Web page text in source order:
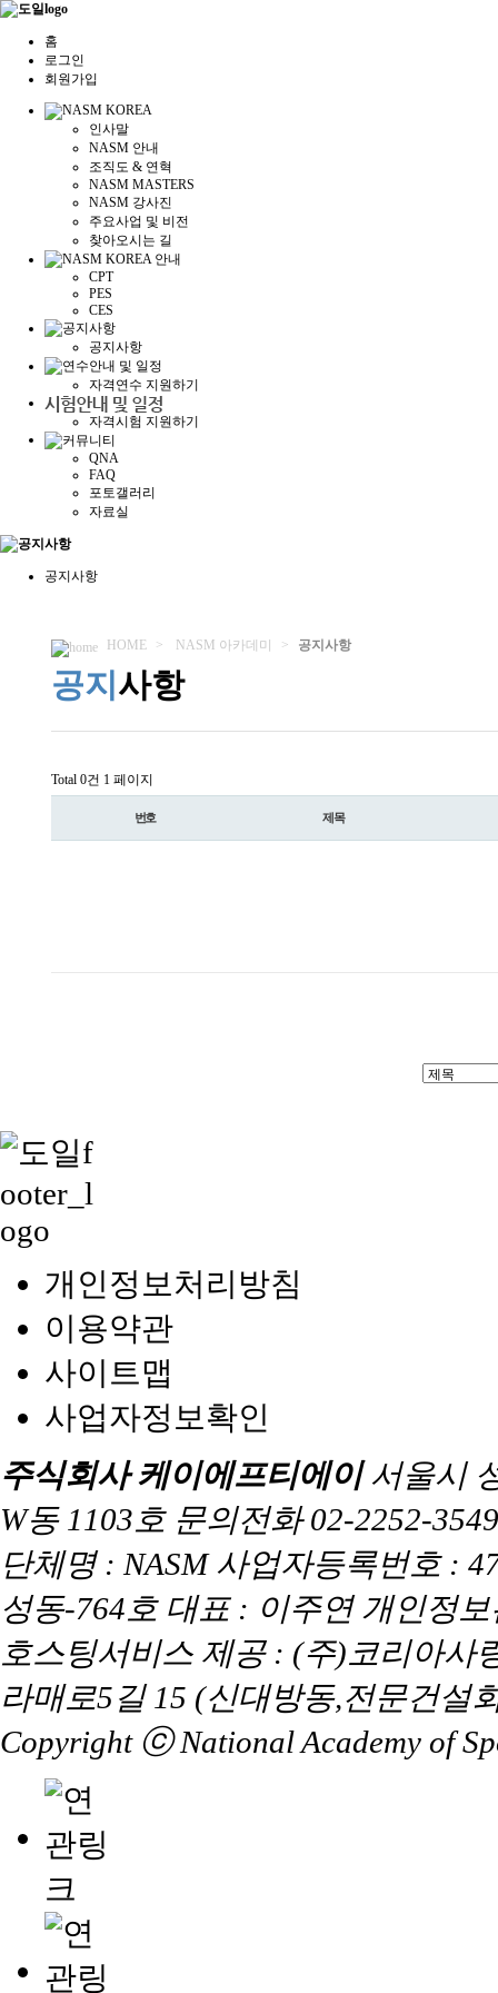
홈
로그인
회원가입
인사말
NASM 안내
조직도 & 연혁
NASM MASTERS
NASM 강사진
주요사업 및 비전
찾아오시는 길
CPT
PES
CES
공지사항
자격연수 지원하기
자격시험 지원하기
QNA
FAQ
포토갤러리
자료실
공지사항
HOME > NASM 아카데미 > 공지사항
공지 사항
Total 0건 1 페이지
번호 제목
개인정보처리방침
이용약관
사이트맵
사업자정보확인
주식회사 케이에프티에이서울시
W동 1103호 문의전화 02-2252-
단체명 : NASM 사업자등록번호 :
성동-764호 대표 : 이주연 개인정
호스팅서비스 제공 : (주)코리아
라매로5길 15 (신대방동,전문건설
Copyright ⓒ National Academy of